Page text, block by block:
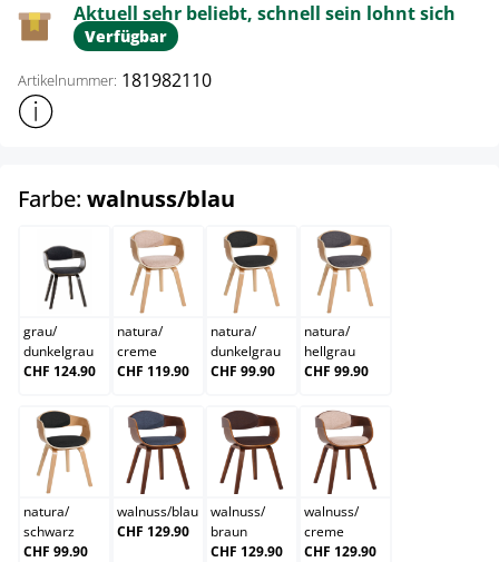
Aktuell sehr beliebt, schnell sein lohnt sich
Verfügbar
Artikelnummer: 181982110
Weitere Produktinformationen anzeigen
Farbe: walnuss/blau
grau/dunkelgrau
grau/
dunkelgrau
CHF 124.90
natura/creme
natura/
creme
CHF 119.90
natura/dunkelgrau
natura/
dunkelgrau
CHF 99.90
natura/hellgrau
natura/
hellgrau
CHF 99.90
natura/schwarz
natura/
schwarz
CHF 99.90
walnuss/blau
walnuss/blau
CHF 129.90
walnuss/braun
walnuss/
braun
CHF 129.90
walnuss/creme
walnuss/
creme
CHF 129.90